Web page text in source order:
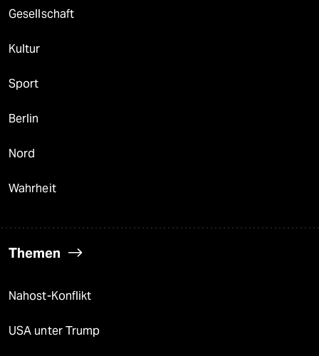
Gesellschaft
Kultur
Sport
Berlin
Nord
Wahrheit
Themen
Nahost-Konflikt
USA unter Trump